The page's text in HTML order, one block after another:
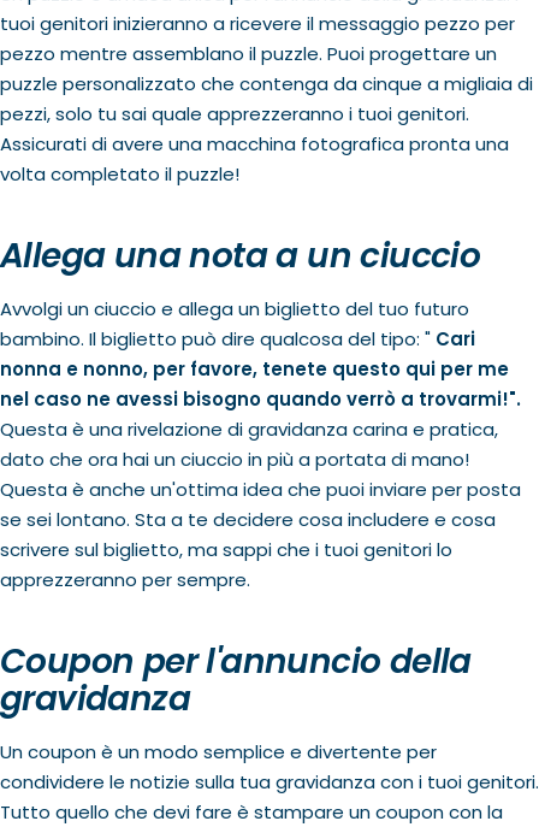
tuoi genitori inizieranno a ricevere il messaggio pezzo per
pezzo mentre assemblano il puzzle. Puoi progettare un
puzzle personalizzato che contenga da cinque a migliaia di
pezzi, solo tu sai quale apprezzeranno i tuoi genitori.
Assicurati di avere una macchina fotografica pronta una
volta completato il puzzle!
Allega una nota a un ciuccio
Avvolgi un ciuccio e allega un biglietto del tuo futuro
bambino. Il biglietto può dire qualcosa del tipo: " Cari
nonna e nonno, per favore, tenete questo qui per me
nel caso ne avessi bisogno quando verrò a trovarmi!".
Questa è una rivelazione di gravidanza carina e pratica,
dato che ora hai un ciuccio in più a portata di mano!
Questa è anche un'ottima idea che puoi inviare per posta
se sei lontano. Sta a te decidere cosa includere e cosa
scrivere sul biglietto, ma sappi che i tuoi genitori lo
apprezzeranno per sempre.
Coupon per l'annuncio della
gravidanza
Un coupon è un modo semplice e divertente per
condividere le notizie sulla tua gravidanza con i tuoi genitori.
Tutto quello che devi fare è stampare un coupon con la